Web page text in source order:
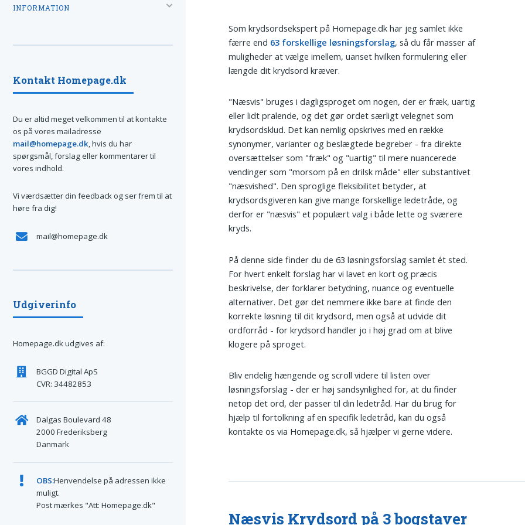
Som krydsordsekspert på Homepage.dk har jeg samlet ikke
færre end 63 forskellige løsningsforslag, så du får masser af
muligheder at vælge imellem, uanset hvilken formulering eller
længde dit krydsord kræver.
"Næsvis" bruges i dagligsproget om nogen, der er fræk, uartig
eller lidt pralende, og det gør ordet særligt velegnet som
krydsordsklud. Det kan nemlig opskrives med en række
synonymer, varianter og beslægtede begreber - fra direkte
oversættelser som "fræk" og "uartig" til mere nuancerede
vendinger som "morsom på en drilsk måde" eller substantivet
"næsvished". Den sproglige fleksibilitet betyder, at
krydsordsgiveren kan give mange forskellige ledetråde, og
derfor er "næsvis" et populært valg i både lette og sværere
kryds.
På denne side finder du de 63 løsningsforslag samlet ét sted.
For hvert enkelt forslag har vi lavet en kort og præcis
beskrivelse, der forklarer betydning, nuance og eventuelle
alternativer. Det gør det nemmere ikke bare at finde den
korrekte løsning til dit krydsord, men også at udvide dit
ordforråd - for krydsord handler jo i høj grad om at blive
klogere på sproget.
Bliv endelig hængende og scroll videre til listen over
løsningsforslag - der er høj sandsynlighed for, at du finder
netop det ord, der passer til din ledetråd. Har du brug for
hjælp til fortolkning af en specifik ledetråd, kan du også
kontakte os via Homepage.dk, så hjælper vi gerne videre.
Næsvis Krydsord på 3 bogstaver
INFORMATION
Kontakt Homepage.dk
Du er altid meget velkommen til at kontakte
os på vores mailadresse
mail@homepage.dk, hvis du har
spørgsmål, forslag eller kommentarer til
vores indhold.
Vi værdsætter din feedback og ser frem til at
høre fra dig!
mail@homepage.dk
Udgiverinfo
Homepage.dk udgives af:
BGGD Digital ApS
CVR: 34482853
Dalgas Boulevard 48
2000 Frederiksberg
Danmark
OBS:Henvendelse på adressen ikke
muligt.
Post mærkes "Att: Homepage.dk"